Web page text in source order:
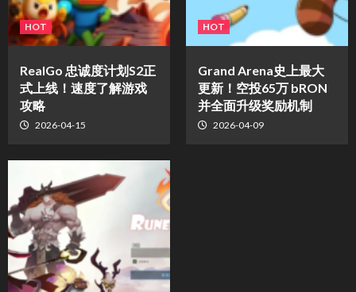
HOT
​RealGo 忠诚度计划S2正
式上线！速度了解游戏
攻略
2026-04-15
HOT
Grand Arena史上最大
更新！空投65万 bRON
并全面升级奖励机制
2026-04-09